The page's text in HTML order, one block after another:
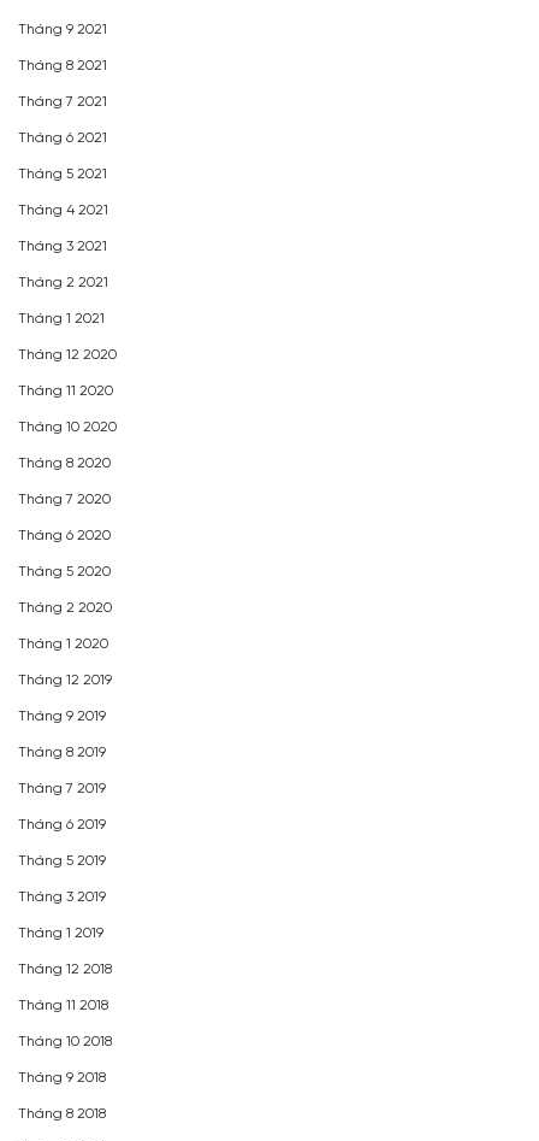
Tháng 9 2021
Tháng 8 2021
Tháng 7 2021
Tháng 6 2021
Tháng 5 2021
Tháng 4 2021
Tháng 3 2021
Tháng 2 2021
Tháng 1 2021
Tháng 12 2020
Tháng 11 2020
Tháng 10 2020
Tháng 8 2020
Tháng 7 2020
Tháng 6 2020
Tháng 5 2020
Tháng 2 2020
Tháng 1 2020
Tháng 12 2019
Tháng 9 2019
Tháng 8 2019
Tháng 7 2019
Tháng 6 2019
Tháng 5 2019
Tháng 3 2019
Tháng 1 2019
Tháng 12 2018
Tháng 11 2018
Tháng 10 2018
Tháng 9 2018
Tháng 8 2018